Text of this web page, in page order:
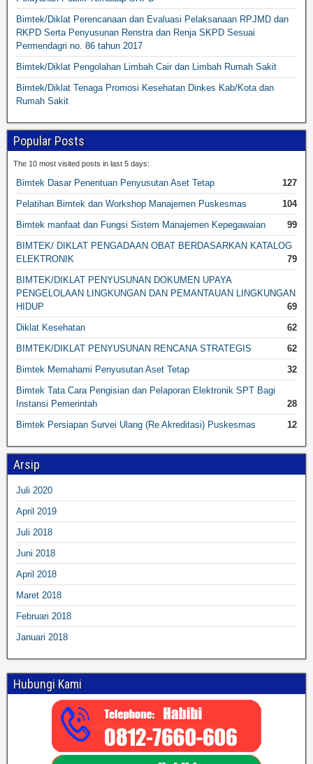
Bimtek/Diklat Perencanaan dan Evaluasi Pelaksanaan RPJMD dan
RKPD Serta Penyusunan Renstra dan Renja SKPD Sesuai
Permendagri no. 86 tahun 2017
Bimtek/Diklat Pengolahan Limbah Cair dan Limbah Rumah Sakit
Bimtek/Diklat Tenaga Promosi Kesehatan Dinkes Kab/Kota dan
Rumah Sakit
Popular Posts
The 10 most visited posts in last 5 days:
Bimtek Dasar Penentuan Penyusutan Aset Tetap
127
Pelatihan Bimtek dan Workshop Manajemen Puskesmas
104
Bimtek manfaat dan Fungsi Sistem Manajemen Kepegawaian
99
BIMTEK/ DIKLAT PENGADAAN OBAT BERDASARKAN KATALOG
ELEKTRONIK
79
BIMTEK/DIKLAT PENYUSUNAN DOKUMEN UPAYA
PENGELOLAAN LINGKUNGAN DAN PEMANTAUAN LINGKUNGAN
HIDUP
69
Diklat Kesehatan
62
BIMTEK/DIKLAT PENYUSUNAN RENCANA STRATEGIS
62
Bimtek Memahami Penyusutan Aset Tetap
32
Bimtek Tata Cara Pengisian dan Pelaporan Elektronik SPT Bagi
Instansi Pemerintah
28
Bimtek Persiapan Survei Ulang (Re Akreditasi) Puskesmas
12
Arsip
Juli 2020
April 2019
Juli 2018
Juni 2018
April 2018
Maret 2018
Februari 2018
Januari 2018
Hubungi Kami